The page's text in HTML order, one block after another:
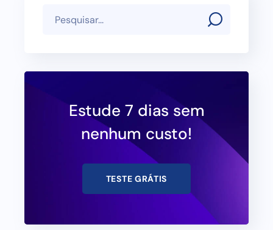
Estude 7 dias sem
nenhum custo!
TESTE GRÁTIS